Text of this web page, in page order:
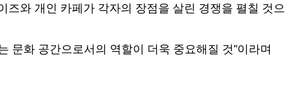
와 개인 카페가 각자의 장점을 살린 경쟁을 펼칠 것으
문화 공간으로서의 역할이 더욱 중요해질 것”이라며